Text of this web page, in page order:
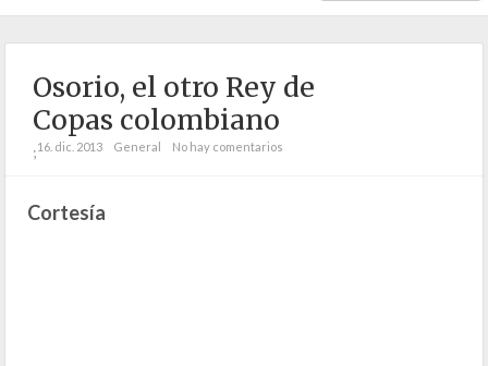
Osorio, el otro Rey de
Copas colombiano
;16. dic. 2013 General No hay comentarios
Cortesía